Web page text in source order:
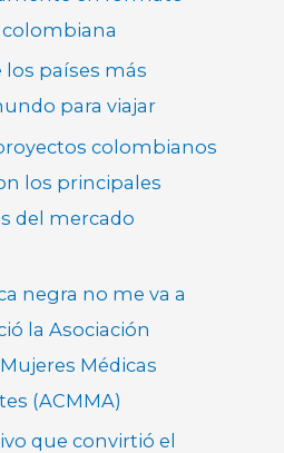
países más
para viajar
colombianos
los principales
del mercado
negra no me va a
la Asociación
Médicas
(ACMMA)
que convirtió el